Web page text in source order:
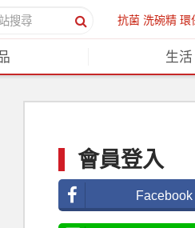
抗菌 洗碗精 環
生活
會員登入
Facebook